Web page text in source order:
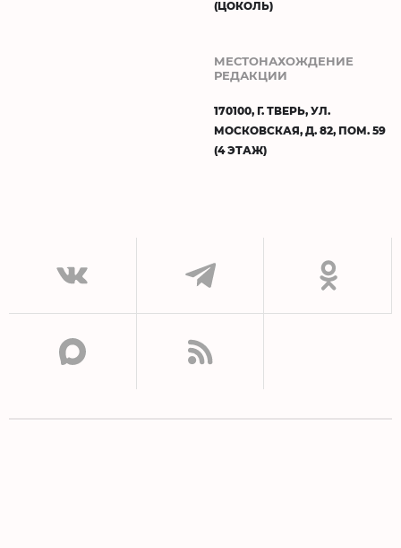
(ЦОКОЛЬ)
МЕСТОНАХОЖДЕНИЕ
РЕДАКЦИИ
170100, Г. ТВЕРЬ, УЛ.
МОСКОВСКАЯ, Д. 82, ПОМ. 59
(4 ЭТАЖ)